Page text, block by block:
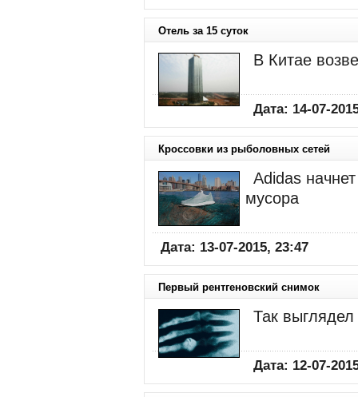
Отель за 15 суток
В Китае
Дата: 14-07-
Кроссовки из рыболовных сетей
Adidas
мусора
Дата: 13-07-2015, 23:47
Первый рентгеновский снимок
Так
Дата: 12-07-